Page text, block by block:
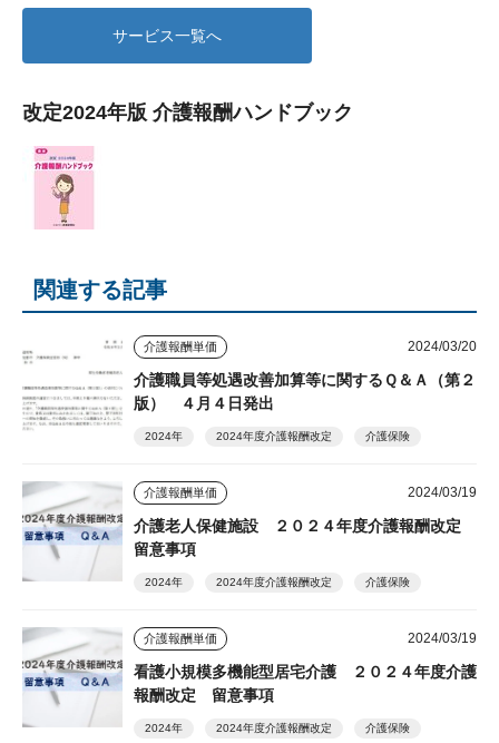
サービス一覧へ
改定2024年版 介護報酬ハンドブック
関連する記事
介護報酬単価 2024/03/20
介護職員等処遇改善加算等に関するＱ＆Ａ（第２
版） ４月４日発出
2024年 2024年度介護報酬改定 介護保険
介護報酬単価 2024/03/19
介護老人保健施設 ２０２４年度介護報酬改定
留意事項
2024年 2024年度介護報酬改定 介護保険
介護報酬単価 2024/03/19
看護小規模多機能型居宅介護 ２０２４年度介護
報酬改定 留意事項
2024年 2024年度介護報酬改定 介護保険